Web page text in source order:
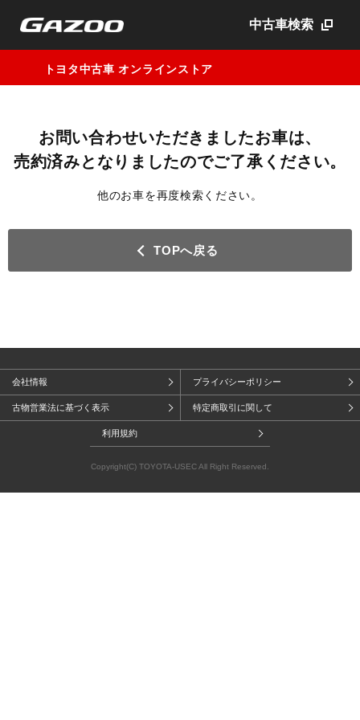
中古車検索
トヨタ中古車 オンラインストア
お問い合わせいただきましたお車は、
売約済みとなりましたのでご了承ください。
他のお車を再度検索ください。
TOPへ戻る
会社情報 プライバシーポリシー
古物営業法に基づく表示 特定商取引に関して
利用規約
Copyright(C) TOYOTA-USEC All Right Reserved.